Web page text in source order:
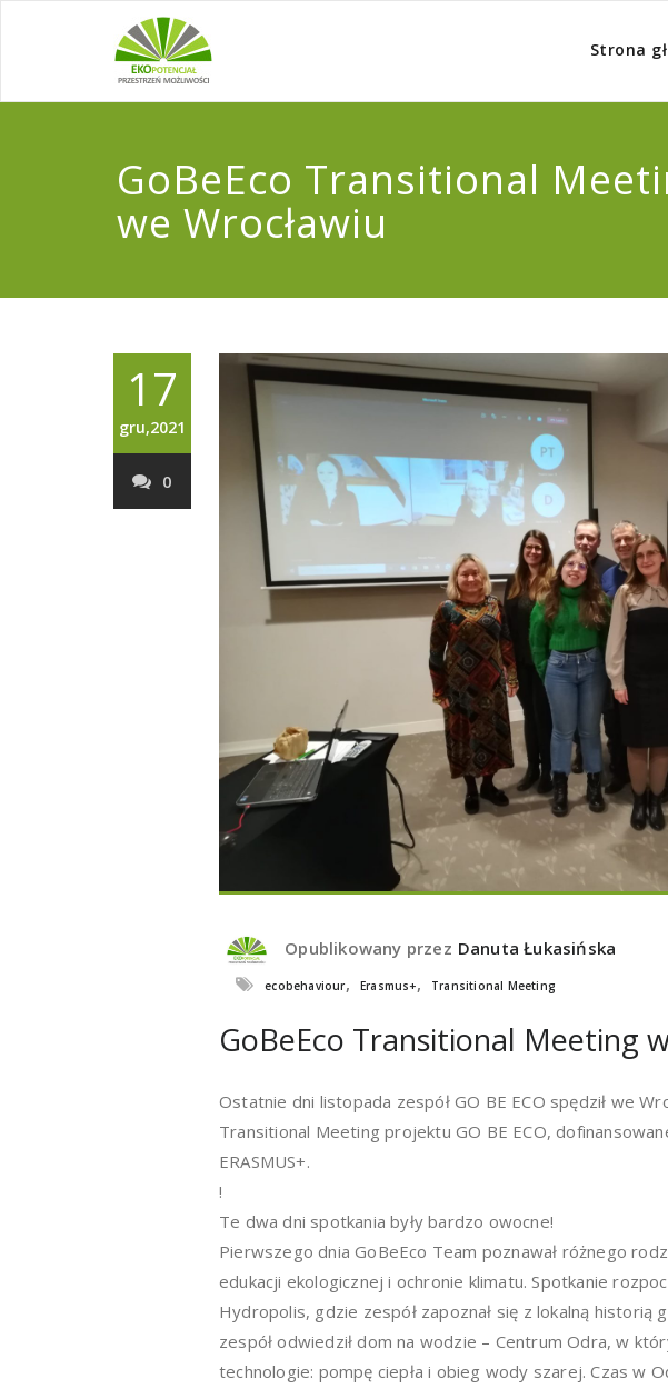
Strona
GoBeEco Transitional
we Wrocławiu
17
gru,2021
0
Opublikowany przez Danuta Łukasińska
ecobehaviour, Erasmus+, Transitional Meeting
GoBeEco Transitional Meeting
Ostatnie dni listopada zespół GO BE ECO spędził we
Transitional Meeting projektu GO BE ECO,
ERASMUS+.
!
Te dwa dni spotkania były bardzo owocne!
Pierwszego dnia GoBeEco Team poznawał różnego
edukacji ekologicznej i ochronie klimatu. Spotkanie
Hydropolis, gdzie zespół zapoznał się z lokalną historią
zespół odwiedził dom na wodzie – Centrum Odra, w
technologie: pompę ciepła i obieg wody szarej. Czas w